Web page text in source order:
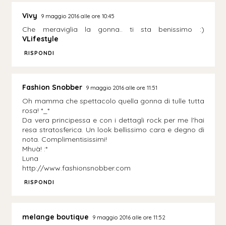
Vivy 9 maggio 2016 alle ore 10:45
Che meraviglia la gonna.. ti sta benissimo :)
VLifestyle
RISPONDI
Fashion Snobber 9 maggio 2016 alle ore 11:51
Oh mamma che spettacolo quella gonna di tulle tutta
rosa! *_*
Da vera principessa e con i dettagli rock per me l'hai
resa stratosferica. Un look bellissimo cara e degno di
nota. Complimentisissimi!
Mhuà! :*
Luna
http://www.fashionsnobber.com
RISPONDI
melange boutique 9 maggio 2016 alle ore 11:52